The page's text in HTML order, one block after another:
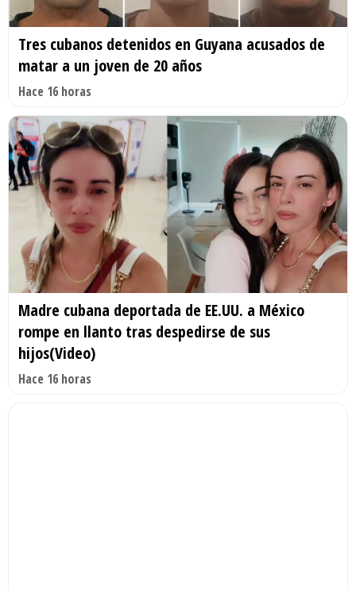
Tres cubanos detenidos en Guyana acusados de
matar a un joven de 20 años
Hace 16 horas
Madre cubana deportada de EE.UU. a México
rompe en llanto tras despedirse de sus
hijos(Video)
Hace 16 horas